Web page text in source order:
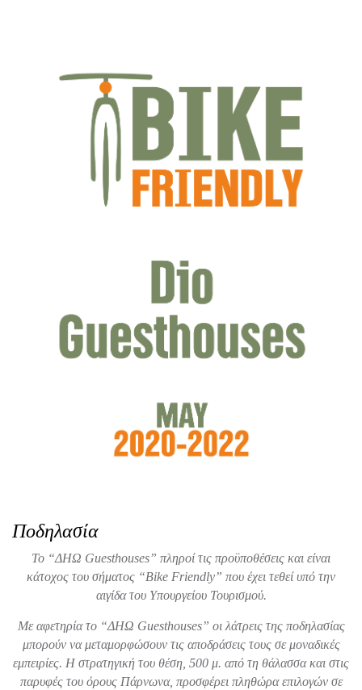
Ποδηλασία
Το “ΔΗΩ Guesthouses” πληροί τις προϋποθέσεις και είναι
κάτοχος του σήματος “Bike Friendly” που έχει τεθεί υπό την
αιγίδα του Υπουργείου Τουρισμού.
Με αφετηρία το “ΔΗΩ Guesthouses” οι λάτρεις της ποδηλασίας
μπορούν να μεταμορφώσουν τις αποδράσεις τους σε μοναδικές
εμπειρίες. Η στρατηγική του θέση, 500 μ. από τη θάλασσα και στις
παρυφές του όρους Πάρνωνα, προσφέρει πληθώρα επιλογών σε